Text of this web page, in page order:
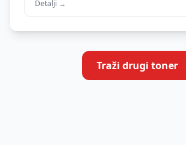
Detalji →
Traži drugi toner